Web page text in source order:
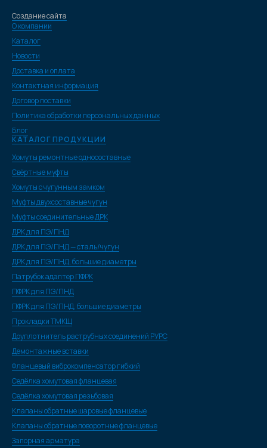
Создание сайта
О компании
Каталог
Новости
Доставка и оплата
Контактная информация
Договор поставки
Политика обработки персональных данных
Блог
КАТАЛОГ ПРОДУКЦИИ
Хомуты ремонтные односоставные
Свёртные муфты
Хомуты с чугунным замком
Муфты двухсоставные чугун
Муфты соединительные ДРК
ДРК для ПЭ/ПНД
ДРК для ПЭ/ПНД — сталь/чугун
ДРК для ПЭ/ПНД, большие диаметры
Патрубок адаптер ПФРК
ПФРК для ПЭ/ПНД
ПФРК для ПЭ/ПНД, большие диаметры
Прокладки ТМКЩ
Доуплотнитель раструбных соединений РУРС
Демонтажные вставки
Фланцевый виброкомпенсатор гибкий
Седёлка хомутовая фланцевая
Седёлка хомутовая резьбовая
Клапаны обратные шаровые фланцевые
Клапаны обратные поворотные фланцевые
Запорная арматура